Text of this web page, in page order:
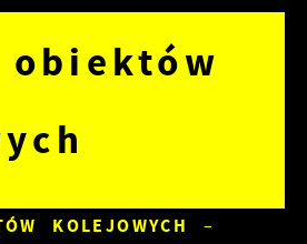
obiektów
KOLEJOWYCH
–